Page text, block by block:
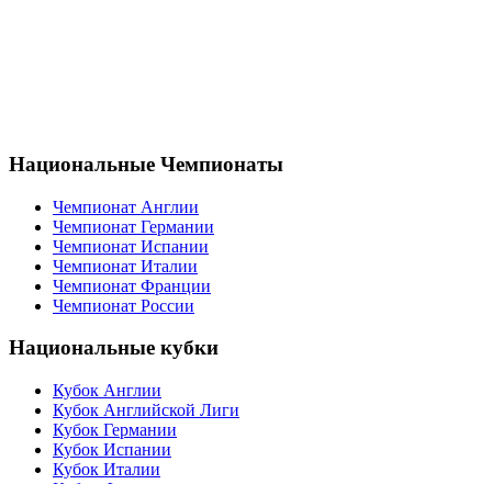
Национальные Чемпионаты
Чемпионат Англии
Чемпионат Германии
Чемпионат Испании
Чемпионат Италии
Чемпионат Франции
Чемпионат России
Национальные кубки
Кубок Англии
Кубок Английской Лиги
Кубок Германии
Кубок Испании
Кубок Италии